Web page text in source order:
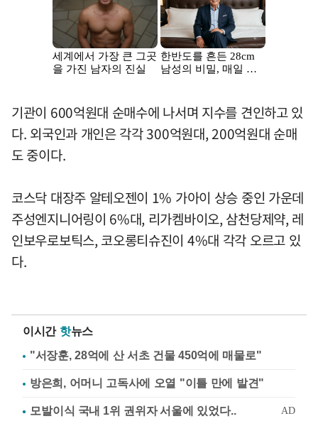
기관이 600억원대 순매수에 나서며 지수를 견인하고 있
다. 외국인과 개인은 각각 300억원대, 200억원대 순매
도 중이다.
코스닥 대장주 알테오젠이 1% 가아이 상승 중인 가운데
주성엔지니어링이 6%대, 리가켐바이오, 삼천당제약, 레
인보우로보틱스, 코오롱티슈진이 4%대 각각 오르고 있
다.
이시간 핫뉴스
"서장훈, 28억에 산 서초 건물 450억에 매물로"
방은희, 어머니 고독사에 오열 "이틀 만에 발견"